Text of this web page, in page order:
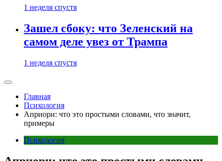
1 неделя спустя
Зашел сбоку: что Зеленский на
самом деле увез от Трампа
1 неделя спустя
Главная
Психология
Априори: что это простыми словами, что значит,
примеры
Психология